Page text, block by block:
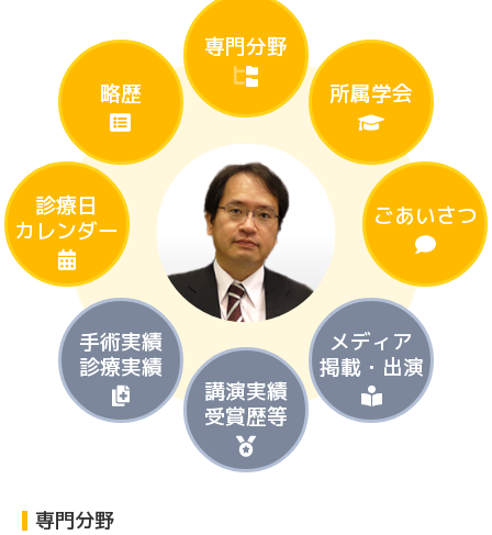
専門分野
所属学会
ごあいさつ
略歴
診療日
カレンダー
手術実績
診療実績
講演実績
受賞歴等
メディア
掲載・出演
専門分野